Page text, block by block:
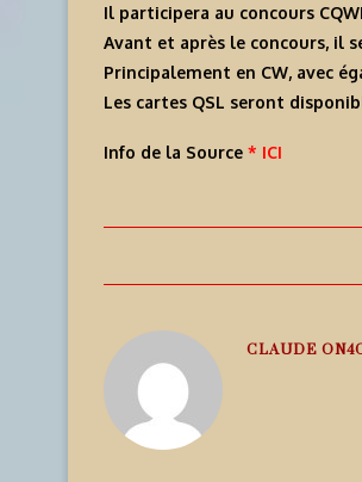
Il participera au concours
Avant et après le concours, il
Principalement en CW, avec
Les cartes QSL seront
Info de la Source * ICI
CLAUDE